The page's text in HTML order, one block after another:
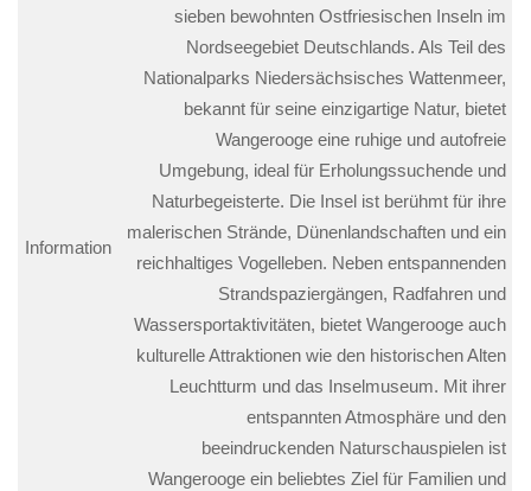
Information
sieben bewohnten Ostfriesischen Inseln im
Nordseegebiet Deutschlands. Als Teil des
Nationalparks Niedersächsisches Wattenmeer,
bekannt für seine einzigartige Natur, bietet
Wangerooge eine ruhige und autofreie
Umgebung, ideal für Erholungssuchende und
Naturbegeisterte. Die Insel ist berühmt für ihre
malerischen Strände, Dünenlandschaften und ein
reichhaltiges Vogelleben. Neben entspannenden
Strandspaziergängen, Radfahren und
Wassersportaktivitäten, bietet Wangerooge auch
kulturelle Attraktionen wie den historischen Alten
Leuchtturm und das Inselmuseum. Mit ihrer
entspannten Atmosphäre und den
beeindruckenden Naturschauspielen ist
Wangerooge ein beliebtes Ziel für Familien und